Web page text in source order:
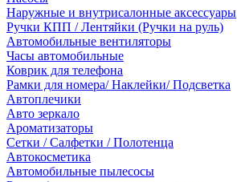
Наружные и внутрисалонные аксессуары
Ручки КПП / Лентяйки (Ручки на руль)
Автомобильные вентиляторы
Часы автомобильные
Коврик для телефона
Рамки для номера/ Наклейки/ Подсветка
Автоплечики
Авто зеркало
Ароматизаторы
Сетки / Салфетки / Полотенца
Автокосметика
Автомобильные пылесосы